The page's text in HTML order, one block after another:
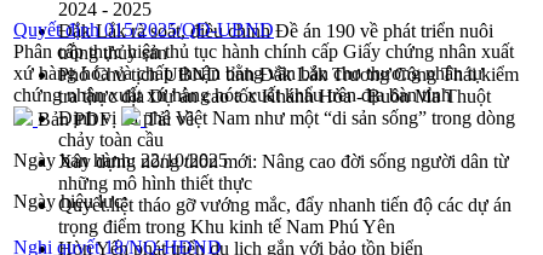
2024 - 2025
Đắk Lắk rà soát, điều chỉnh Đề án 190 về phát triển nuôi
trồng thủy sản
Phó Chủ tịch UBND tỉnh Đắk Lắk Trương Công Thái kiểm
tra thực địa Dự án cao tốc Khánh Hòa - Buôn Ma Thuột
Định vị cà phê Việt Nam như một “di sản sống” trong dòng
chảy toàn cầu
Xây dựng nông thôn mới: Nâng cao đời sống người dân từ
những mô hình thiết thực
Quyết liệt tháo gỡ vướng mắc, đẩy nhanh tiến độ các dự án
trọng điểm trong Khu kinh tế Nam Phú Yên
Hòn Yến phát triển du lịch gắn với bảo tồn biển
Quyết định 015/2025/QĐ-UBND
Phân cấp thực hiện thủ tục hành chính cấp Giấy chứng nhân xuất
xứ hàng hóa và chấp thuận bằng văn bản cho thương nhân tự
chứng nhận xuất xứ hàng hóa xuất khẩu trên địa bàn tỉnh
Bản PDF
Tải về
Ngày ban hành: 22/10/2025
Ngày hiệu lực:
Nghị quyết 18/NQ-HĐND